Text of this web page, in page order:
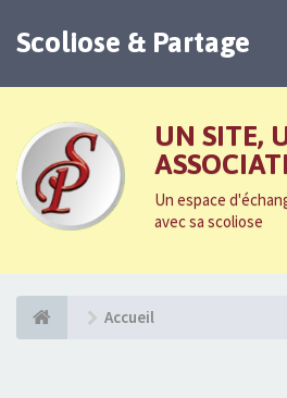
Scoliose & Partage
UN SITE,
Un espace
avec sa scoliose
Accueil